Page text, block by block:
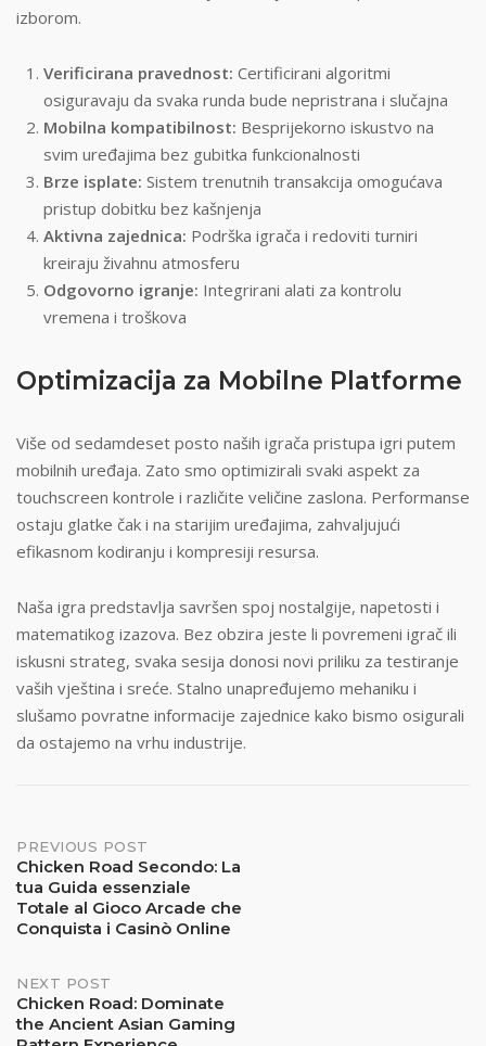
izborom.
Verificirana pravednost: Certificirani algoritmi
osiguravaju da svaka runda bude nepristrana i slučajna
Mobilna kompatibilnost: Besprijekorno iskustvo na
svim uređajima bez gubitka funkcionalnosti
Brze isplate: Sistem trenutnih transakcija omogućava
pristup dobitku bez kašnjenja
Aktivna zajednica: Podrška igrača i redoviti turniri
kreiraju živahnu atmosferu
Odgovorno igranje: Integrirani alati za kontrolu
vremena i troškova
Optimizacija za Mobilne Platforme
Više od sedamdeset posto naših igrača pristupa igri putem
mobilnih uređaja. Zato smo optimizirali svaki aspekt za
touchscreen kontrole i različite veličine zaslona. Performanse
ostaju glatke čak i na starijim uređajima, zahvaljujući
efikasnom kodiranju i kompresiji resursa.
Naša igra predstavlja savršen spoj nostalgije, napetosti i
matematikog izazova. Bez obzira jeste li povremeni igrač ili
iskusni strateg, svaka sesija donosi novi priliku za testiranje
vaših vještina i sreće. Stalno unapređujemo mehaniku i
slušamo povratne informacije zajednice kako bismo osigurali
da ostajemo na vrhu industrije.
Post
navigation
PREVIOUS POST
Chicken Road Secondo: La
tua Guida essenziale
Totale al Gioco Arcade che
Conquista i Casinò Online
NEXT POST
Chicken Road: Dominate
the Ancient Asian Gaming